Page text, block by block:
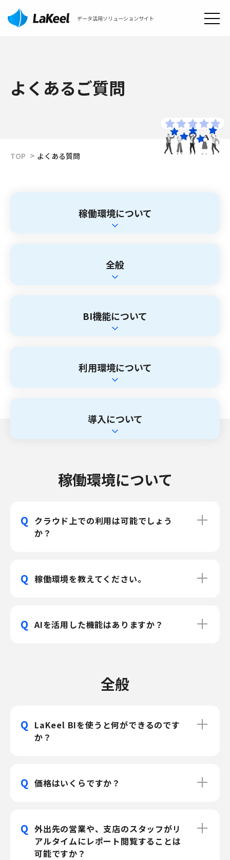
データ活用ソリューションサイト
よくあるご質問
TOP よくある質問
稼働環境について
全般
BI機能について
利用環境について
導入について
稼働環境について
Q クラウド上での利用は可能でしょう
か？
Q 稼働環境を教えてください。
Q AIを活用した機能はありますか？
全般
Q LaKeel BIを使うと何ができるのです
か？
Q 価格はいくらですか？
Q 外出先の営業や、支店のスタッフがリ
アルタイムにレポート閲覧することは
可能ですか？